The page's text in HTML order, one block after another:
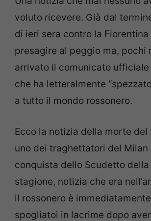
voluto ricevere. Già dal
di ieri sera contro la
presagire al peggio ma, pochi
arrivato il comunicato
che ha letteralmente
a tutto il mondo rossonero.
Ecco la notizia della morte del
uno dei traghettatori del Milan
conquista dello Scudetto della
stagione, notizia che era
il rossonero è
spogliatoi in lacrime dopo